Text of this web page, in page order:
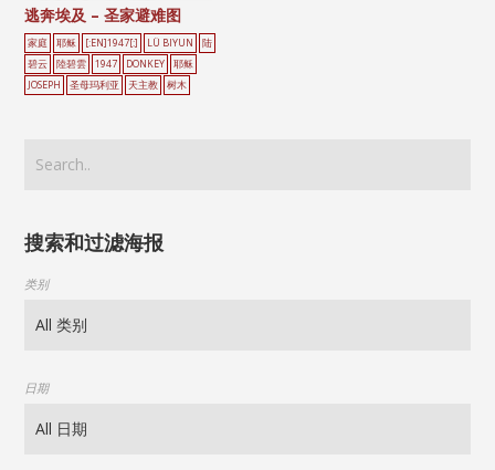
逃奔埃及 – 圣家避难图
家庭 耶稣 [:EN]1947[:] LÜ BIYUN
陆
碧云
陸碧雲 1947 DONKEY
耶稣
JOSEPH
圣母玛利亚 天主教 树木
搜索和过滤海报
类别
日期